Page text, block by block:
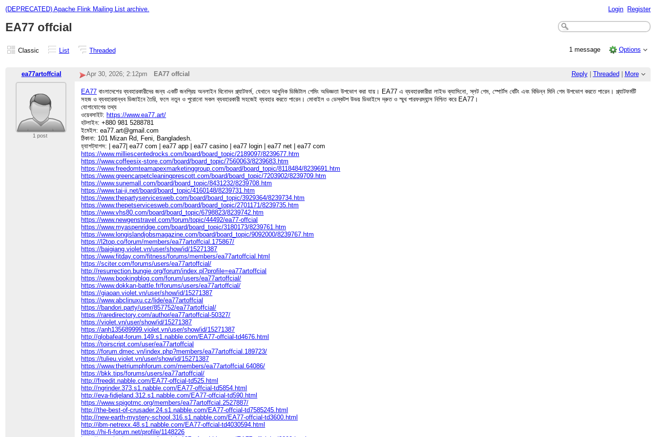
(DEPRECATED) Apache Flink Mailing List archive. Login Register
EA77 offcial
Classic List Threaded 1 message Options
ea77artoffcial Reply| Threaded More
Apr 30, 2026; 2:12pm EA77 offcial
1 post
EA77 বাংলাদেশের ব্যবহারকারীদের জন্য একটি জনপ্রিয় অনলাইন বিনোদন প্ল্যাটফর্ম, যেখানে আধুনিক ডিজিটাল গেমিং অভিজ্ঞতা উপভোগ করা যায়। EA77 এ ব্যবহারকারীরা লাইভ ক্যাসিনো, স্লট গেম, স্পোর্টস বেটিং এবং বিভিন্ন মিনি গেম উপভোগ করতে পারেন। প্ল্যাটফর্মটি
সহজ ও ব্যবহারবান্ধব ডিজাইনে তৈরি, ফলে নতুন ও পুরোনো সকল ব্যবহারকারী সহজেই ব্যবহার করতে পারেন। মোবাইল ও ডেস্কটপ উভয় ডিভাইসে দ্রুত ও স্মুথ পারফরম্যান্স নিশ্চিত করে EA77।
যোগাযোগের তথ্য
ওয়েবসাইট: https://www.ea77.art/
হটলাইন: +880 981 5288781
ইমেইল: ea77.art@gmail.com
ঠিকানা: 101 Mizan Rd, Feni, Bangladesh.
হ্যাশট্যাগস: | ea77| ea77 com | ea77 app | ea77 casino | ea77 login | ea77 net | ea77 com
https://www.milliescentedrocks.com/board/board_topic/2189097/8239677.htm
https://www.coffeesix-store.com/board/board_topic/7560063/8239683.htm
https://www.freedomteamapexmarketinggroup.com/board/board_topic/8118484/8239691.htm
https://www.greencarpetcleaningprescott.com/board/board_topic/7203902/8239709.htm
https://www.sunemall.com/board/board_topic/8431232/8239708.htm
https://www.tai-ji.net/board/board_topic/4160148/8239731.htm
https://www.thepartyservicesweb.com/board/board_topic/3929364/8239734.htm
https://www.thepetservicesweb.com/board/board_topic/2701171/8239735.htm
https://www.vhs80.com/board/board_topic/6798823/8239742.htm
https://www.newgenstravel.com/forum/topic/44492/ea77-offcial
https://www.myaspenridge.com/board/board_topic/3180173/8239761.htm
https://www.longislandjobsmagazine.com/board/board_topic/9092000/8239767.htm
https://l2top.co/forum/members/ea77artoffcial.175867/
https://baigiang.violet.vn/user/show/id/15271387
https://www.fitday.com/fitness/forums/members/ea77artoffcial.html
https://sciter.com/forums/users/ea77artoffcial/
http://resurrection.bungie.org/forum/index.pl?profile=ea77artoffcial
https://www.bookingblog.com/forum/users/ea77artoffcial/
https://www.dokkan-battle.fr/forums/users/ea77artoffcial/
https://giaoan.violet.vn/user/show/id/15271387
https://www.abclinuxu.cz/lide/ea77artoffcial
https://bandori.party/user/857752/ea77artoffcial/
https://raredirectory.com/author/ea77artoffcial-50327/
https://violet.vn/user/show/id/15271387
https://anh135689999.violet.vn/user/show/id/15271387
http://globafeat-forum.149.s1.nabble.com/EA77-offcial-td4676.html
https://toirscript.com/user/ea77artoffcial
https://forum.dmec.vn/index.php?members/ea77artoffcial.189723/
https://tulieu.violet.vn/user/show/id/15271387
https://www.thetriumphforum.com/members/ea77artoffcial.64086/
https://bkk.tips/forums/users/ea77artoffcial/
http://freedit.nabble.com/EA77-offcial-td525.html
http://ngrinder.373.s1.nabble.com/EA77-offcial-td5854.html
http://eva-fidjeland.312.s1.nabble.com/EA77-offcial-td590.html
https://www.spigotmc.org/members/ea77artoffcial.2527887/
http://the-best-of-crusader.24.s1.nabble.com/EA77-offcial-td7585245.html
http://new-earth-mystery-school.316.s1.nabble.com/EA77-offcial-td3600.html
http://ibm-netrexx.48.s1.nabble.com/EA77-offcial-td4030594.html
https://hi-fi-forum.net/profile/1148226